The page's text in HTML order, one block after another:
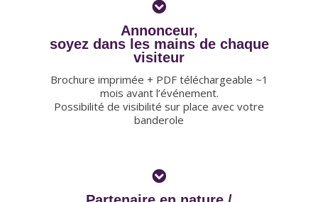
Annonceur,
soyez dans les mains de chaque
visiteur
Brochure imprimée + PDF téléchargeable ~1
mois avant l’événement.
Possibilité de visibilité sur place avec votre
banderole